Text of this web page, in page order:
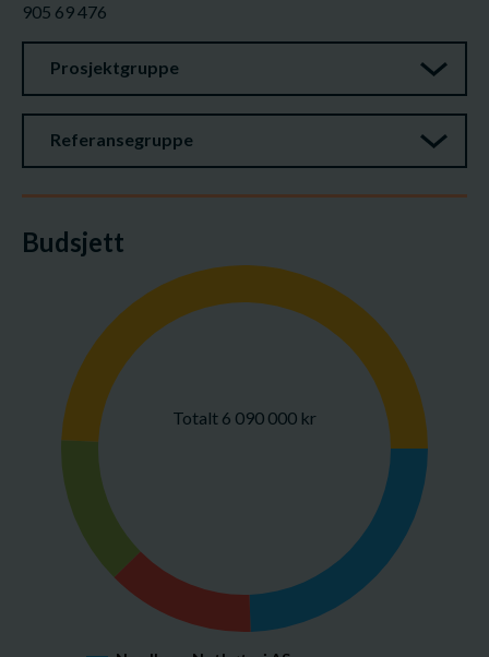
905 69 476
Prosjektgruppe
Referansegruppe
Budsjett
Totalt 6 090 000 kr